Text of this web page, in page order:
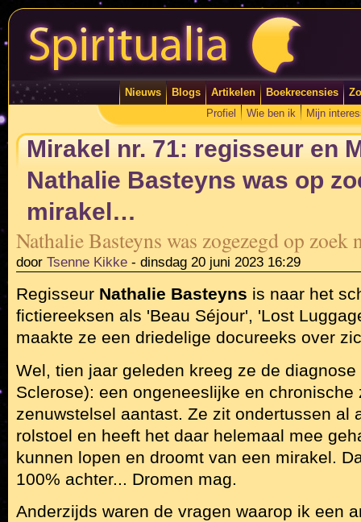
Nieuws Blogs Artikelen Boekrecensies
Profiel
Wie ben ik Mijn
Mirakel nr. 71: regisseur en
Nathalie Basteyns was op
mirakel…
Nathalie Basteyns was zogezegd op
door Tsenne Kikke - dinsdag 20 juni 2023 16:29
Regisseur Nathalie Basteyns is naar het
fictiereeksen als 'Beau Séjour', 'Lost
maakte ze een driedelige docureeks over
Wel, tien jaar geleden kreeg ze de
Sclerose): een ongeneeslijke en
zenuwstelsel aantast. Ze zit ondertussen al
rolstoel en heeft het daar helemaal mee
kunnen lopen en droomt van een mirakel.
100% achter... Dromen mag.
Anderzijds waren de vragen waarop ik een